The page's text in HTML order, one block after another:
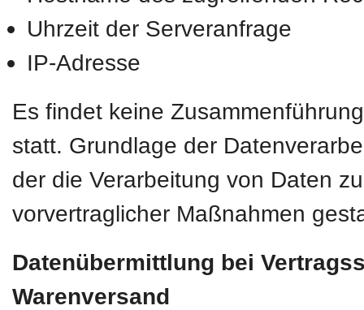
Uhrzeit der Serveranfrage
IP-Adresse
Es findet keine
statt. Grundlage der
der die Verarbeitung von Daten
vorvertraglicher Maßnahmen
Datenübermittlung bei
Warenversand